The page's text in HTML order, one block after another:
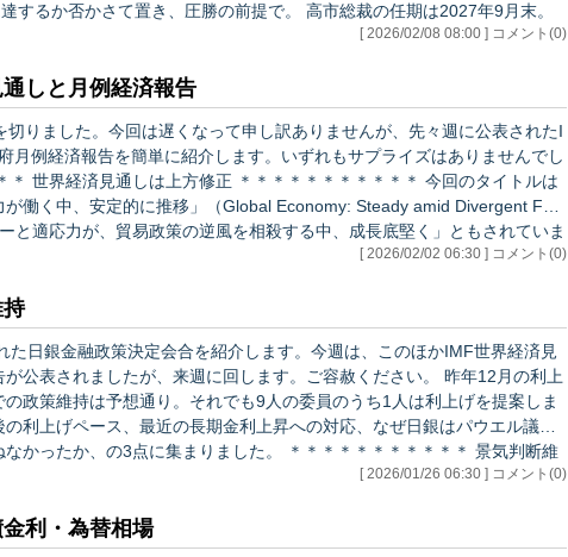
て置き、圧勝の前提で。 高市総裁の任期は2027年9月末。
月。植田総裁の後任人事は、高市総裁が再任されれば高市総理に、されな
[ 2026/02/08 08:00 ] コメント(0)
しと月例経済報告
切りました。今回は遅くなって申し訳ありませんが、先々週に公表されたI
月例経済報告を簡単に紹介します。いずれもサプライズはありませんでし
が働く中、安定的に推移」（Global Economy: Steady amid Divergent For
と適応力が、貿易政策の逆風を相殺する中、成長底堅く」ともされていま
すが、以下が主な内容です。 ・米国の関税政策の影響で経済の悪化が懸念されたが、昨年は意…
[ 2026/02/02 06:30 ] コメント(0)
た日銀金融政策決定会合を紹介します。今週は、このほかIMF世界経済見
されましたが、来週に回します。ご容赦ください。 昨年12月の利上
政策維持は予想通り。それでも9人の委員のうち1人は利上げを提案しま
の利上げペース、最近の長期金利上昇への対応、なぜ日銀はパウエル議長
点に集まりました。 ＊＊＊＊＊＊＊＊＊＊＊ 景気判断維
[ 2026/01/26 06:30 ] コメント(0)
利・為替相場